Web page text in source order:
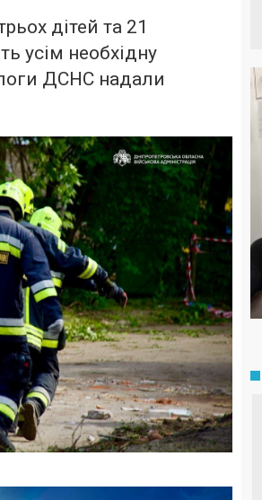
дітей та 21
усім необхідну
ДСНС надали